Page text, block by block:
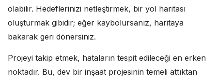
olabilir. Hedeflerinizi netleştirmek, bir yol haritası
oluşturmak gibidir; eğer kaybolursanız, haritaya
bakarak geri dönersiniz.
Projeyi takip etmek, hataların tespit edileceği en erken
noktadır. Bu, dev bir inşaat projesinin temeli attıktan